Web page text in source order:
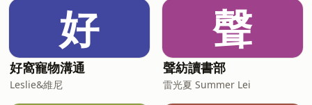
好
好窩寵物溝通
Leslie&維尼
聲
聲紡讀書部
雷光夏 Summer Lei